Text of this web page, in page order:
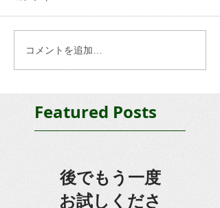
コメントを追加…
Featured Posts
後でもう一度
お試しくださ